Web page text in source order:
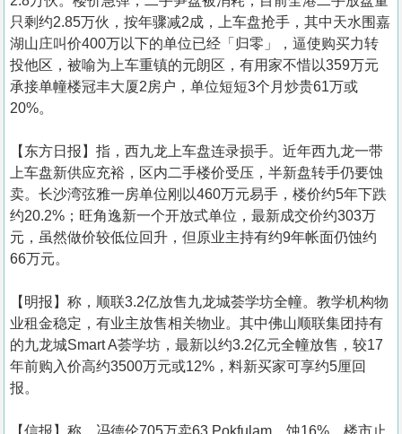
们
只剩约2.85万伙，按年骤减2成，上车盘抢手，其中天水围嘉
湖山庄叫价400万以下的单位已经「归零」，逼使购买力转
投他区，被喻为上车重镇的元朗区，有用家不惜以359万元
承接单幢楼冠丰大厦2房户，单位短短3个月炒贵61万或
20%。
【东方日报】指，西九龙上车盘连录损手。近年西九龙一带
上车盘新供应充裕，区内二手楼价受压，半新盘转手仍要蚀
卖。长沙湾弦雅一房单位刚以460万元易手，楼价约5年下跌
约20.2%；旺角逸新一个开放式单位，最新成交价约303万
元，虽然做价较低位回升，但原业主持有约9年帐面仍蚀约
66万元。
【明报】称，顺联3.2亿放售九龙城荟学坊全幢。教学机构物
业租金稳定，有业主放售相关物业。其中佛山顺联集团持有
的九龙城Smart A荟学坊，最新以约3.2亿元全幢放售，较17
年前购入价高约3500万元或12%，料新买家可享约5厘回
报。
【信报】称，冯德伦705万卖63 Pokfulam，蚀16%。楼市止